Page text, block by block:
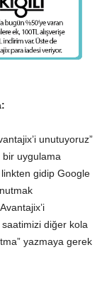
unutuyoruz”
bir uygulama
linkten gidip Google
saatimizi diğer kola
yazmaya gerek